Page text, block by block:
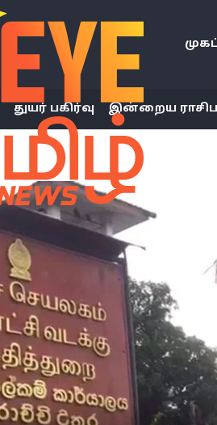
துயர் பகிர்வு இன்றைய